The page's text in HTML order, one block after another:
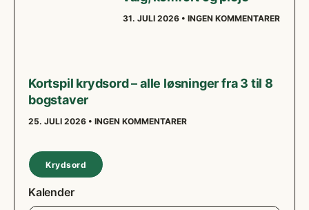
31. JULI 2026 INGEN KOMMENTARER
Kortspil krydsord – alle løsninger fra 3 til 8
bogstaver
25. JULI 2026 INGEN KOMMENTARER
Krydsord
Kalender